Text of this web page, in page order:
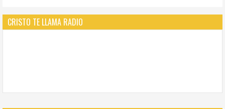
CRISTO TE LLAMA RADIO